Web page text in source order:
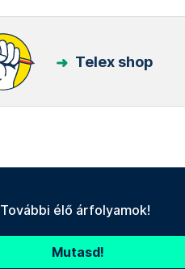
Telex shop
További élő árfolyamok!
Mutasd!